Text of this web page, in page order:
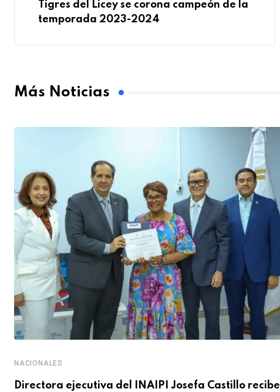
Tigres del Licey se corona campeón de la
temporada 2023-2024
Más Noticias
NACIONALES
Directora ejecutiva del INAIPI Josefa Castillo recibe